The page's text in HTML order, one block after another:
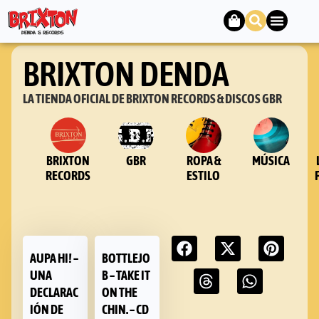
BRIXTON DENDA
LA TIENDA OFICIAL DE BRIXTON RECORDS & DISCOS GBR
BRIXTON
RECORDS
GBR
ROPA &
ESTILO
MÚSICA
AUPA HI! –
UNA
DECLARAC
IÓN DE
BOTTLEJO
B – TAKE IT
ON THE
CHIN. – CD